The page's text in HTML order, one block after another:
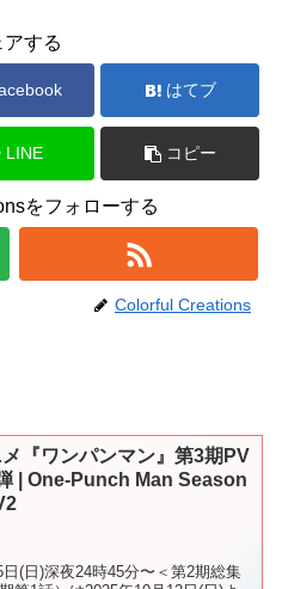
アする
はてブ
LINE コピー
をフォローする
Colorful Creations
『ワンパンマン』第3期PV
| One-Punch Man Season
(日)深夜24時45分〜＜第2期総集